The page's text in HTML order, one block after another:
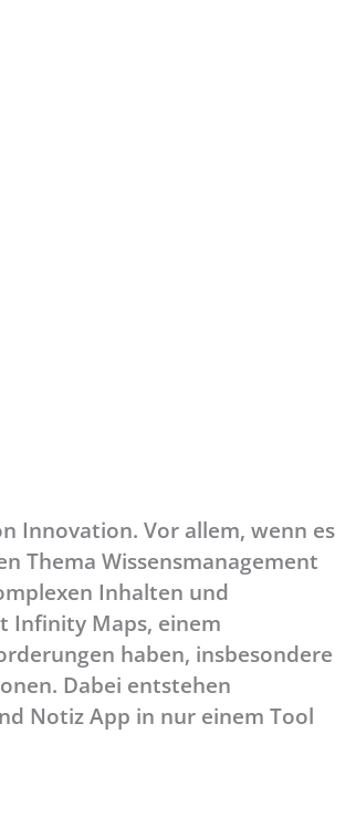
Innovation. Vor allem, wenn es
Thema Wissensmanagement
Inhalten und
Infinity Maps, einem
haben, insbesondere
Dabei entstehen
Notiz App in nur einem Tool